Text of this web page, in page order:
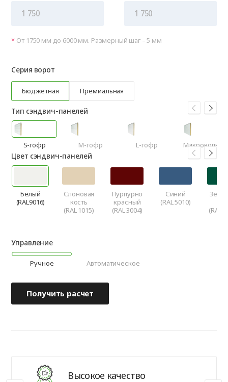
От 1750 мм до 6000 мм. Размерный шаг – 5 мм
Серия ворот
Бюджетная Премиальная
Тип сэндвич-панелей
S-гофр M-гофр L-гофр Микроволна
Цвет сэндвич-панелей
Белый
(RAL9016)
Слоновая
кость
(RAL 1015)
Пурпурно
красный
(RAL 3004)
Синий
(RAL 5010)
(RAL
Управление
Ручное Автоматическое
Получить расчет
Высокое качество